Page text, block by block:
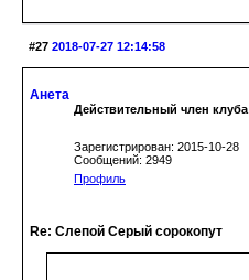
#27 2018-07-27 12:14:58
Анета
Действительный член клуба
Зарегистрирован: 2015-10-28
Сообщений: 2949
Профиль
Re: Слепой Серый сорокопут